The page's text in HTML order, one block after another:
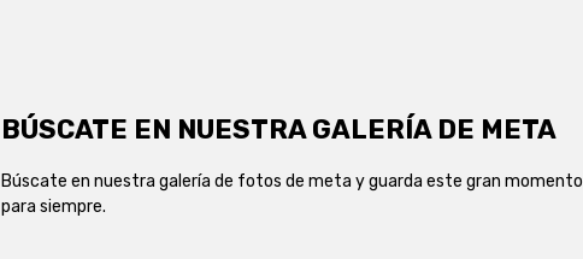
BÚSCATE EN NUESTRA GALERÍA DE META
Búscate en nuestra galería de fotos de meta y guarda este gran momento
para siempre.